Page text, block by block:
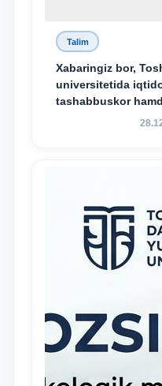
Talim
Xabaringiz bor,
universitetida
tashabbuskor
faoliyatida o‘z